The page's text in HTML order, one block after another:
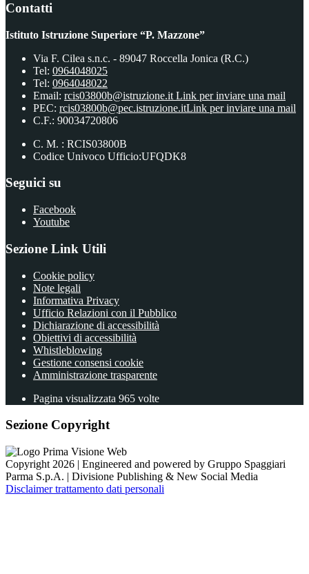
Contatti
Istituto Istruzione Superiore “P. Mazzone”
Via F. Cilea s.n.c. - 89047 Roccella Jonica (R.C.)
Tel: 0964048025
Tel: 0964048022
Email: rcis03800b@istruzione.it Link per inviare una mail
PEC: rcis03800b@pec.istruzione.itLink per inviare una mail
C.F.: 90034720806
C. M. : RCIS03800B
Codice Univoco Ufficio:UFQDK8
Seguici su
Facebook
Youtube
Sezione Link Utili
Cookie policy
Note legali
Informativa Privacy
Ufficio Relazioni con il Pubblico
Dichiarazione di accessibilità
Obiettivi di accessibilità
Whistleblowing
Gestione consensi cookie
Amministrazione trasparente
Pagina visualizzata 965 volte
Sezione Copyright
Copyright 2026 | Engineered and powered by Gruppo Spaggiari
Parma S.p.A. | Divisione Publishing & New Social Media
Disclaimer trattamento dati personali